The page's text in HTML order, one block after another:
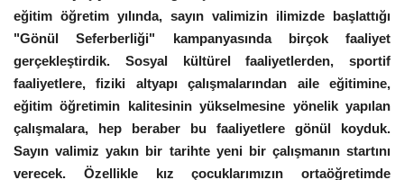
eğitim öğretim yılında, sayın valimizin ilimizde başlattığı
"Gönül Seferberliği" kampanyasında birçok faaliyet
gerçekleştirdik. Sosyal kültürel faaliyetlerden, sportif
faaliyetlere, fiziki altyapı çalışmalarından aile eğitimine,
eğitim öğretimin kalitesinin yükselmesine yönelik yapılan
çalışmalara, hep beraber bu faaliyetlere gönül koyduk.
Sayın valimiz yakın bir tarihte yeni bir çalışmanın startını
verecek. Özellikle kız çocuklarımızın ortaöğretimde